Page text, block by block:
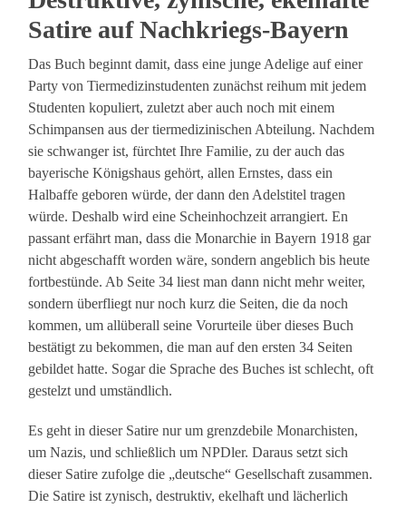
Satire auf Nachkriegs-Bayern
Das Buch beginnt damit, dass eine junge Adelige auf einer
Party von Tiermedizinstudenten zunächst reihum mit jedem
Studenten kopuliert, zuletzt aber auch noch mit einem
Schimpansen aus der tiermedizinischen Abteilung. Nachdem
sie schwanger ist, fürchtet Ihre Familie, zu der auch das
bayerische Königshaus gehört, allen Ernstes, dass ein
Halbaffe geboren würde, der dann den Adelstitel tragen
würde. Deshalb wird eine Scheinhochzeit arrangiert. En
passant erfährt man, dass die Monarchie in Bayern 1918 gar
nicht abgeschafft worden wäre, sondern angeblich bis heute
fortbestünde. Ab Seite 34 liest man dann nicht mehr weiter,
sondern überfliegt nur noch kurz die Seiten, die da noch
kommen, um allüberall seine Vorurteile über dieses Buch
bestätigt zu bekommen, die man auf den ersten 34 Seiten
gebildet hatte. Sogar die Sprache des Buches ist schlecht, oft
gestelzt und umständlich.
Es geht in dieser Satire nur um grenzdebile Monarchisten,
um Nazis, und schließlich um NPDler. Daraus setzt sich
dieser Satire zufolge die „deutsche“ Gesellschaft zusammen.
Die Satire ist zynisch, destruktiv, ekelhaft und lächerlich